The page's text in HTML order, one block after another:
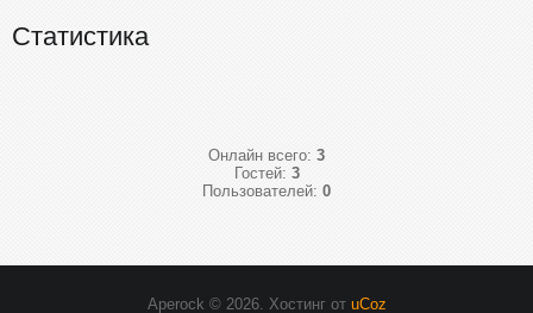
Статистика
Онлайн всего: 3
Гостей: 3
Пользователей: 0
Aperock © 2026. Хостинг от uCoz